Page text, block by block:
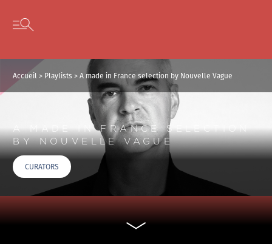
Skip to content
Open secondary menu
Accueil > Playlists >A made in France selection by Nouvelle Vague
A MADE IN FRANCE SELECTION
BY NOUVELLE VAGUE
CURATORS